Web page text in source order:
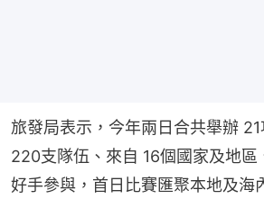
旅發局表示，今年兩日合共舉辦
220支隊伍、來自 16個國家及地
好手參與，首日比賽匯聚本地及海